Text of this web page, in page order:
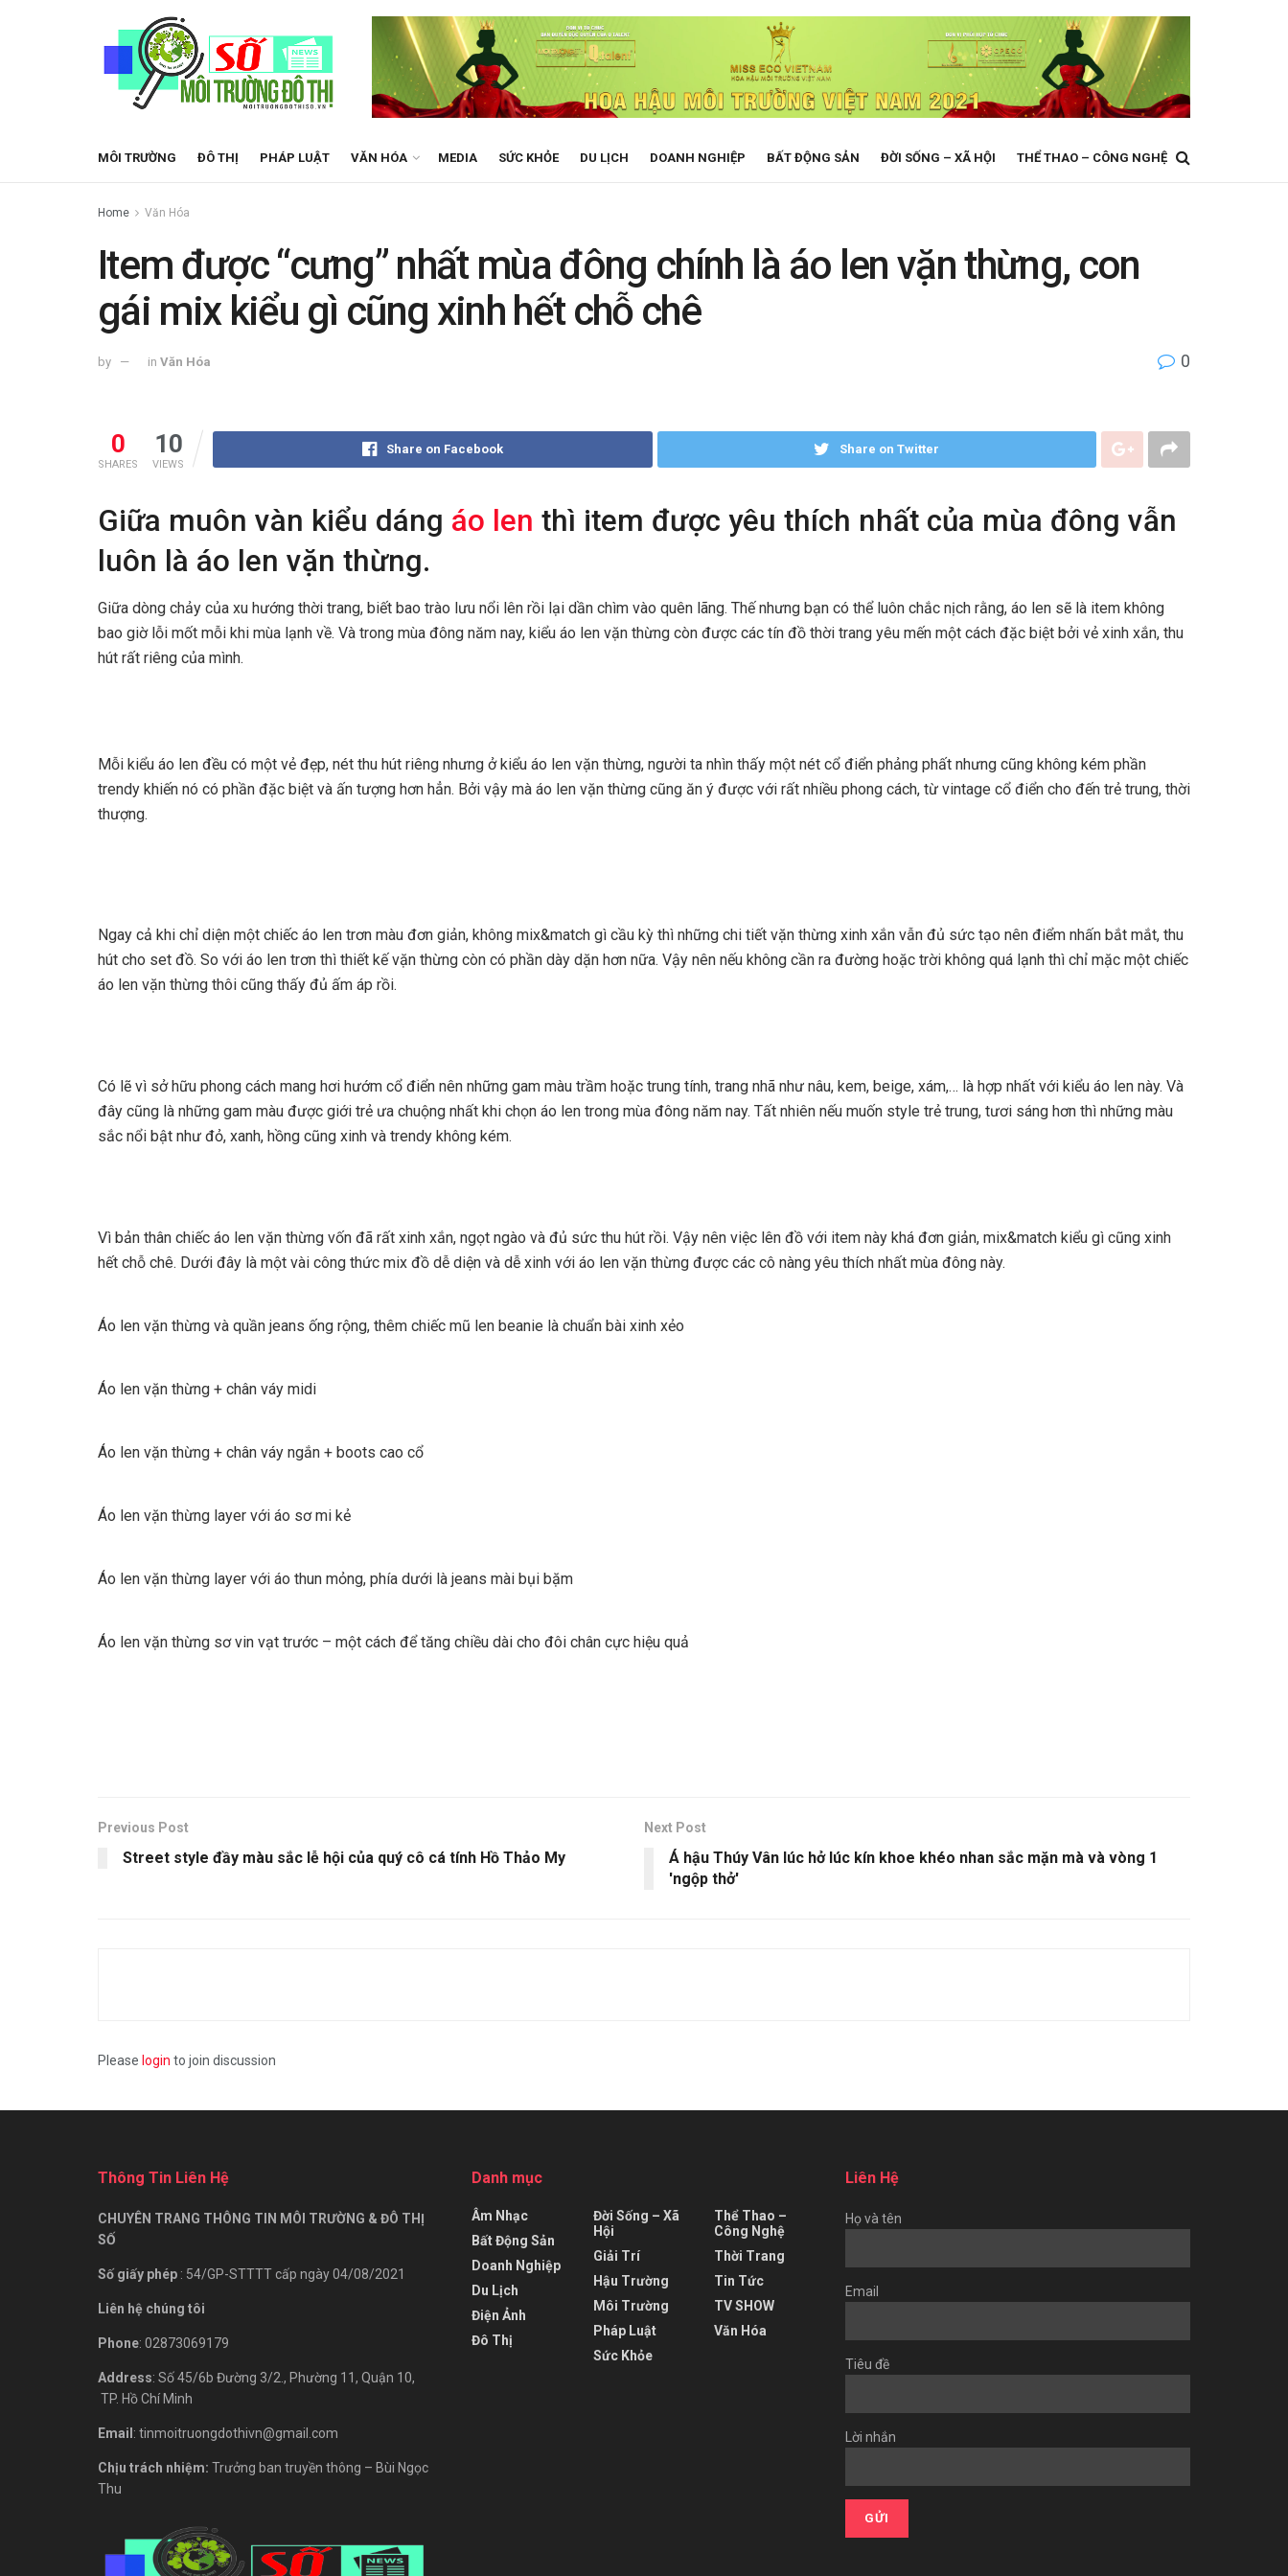
MÔI TRƯỜNG ĐÔ THỊ PHÁP LUẬT VĂN HÓA MEDIA SỨC KHỎE DU LỊCH DOANH NGHIỆP BẤT ĐỘNG SẢN ĐỜI SỐNG – XÃ HỘI THỂ THAO – CÔNG NGHỆ
Home Văn Hóa
Item được “cưng” nhất mùa đông chính là áo len vặn thừng, con
gái mix kiểu gì cũng xinh hết chỗ chê
by in Văn Hóa 0
0
SHARES
10
VIEWS
Share on Facebook Share on Twitter
Giữa muôn vàn kiểu dáng áo len thì item được yêu thích nhất của mùa đông vẫn
luôn là áo len vặn thừng.
Giữa dòng chảy của xu hướng thời trang, biết bao trào lưu nổi lên rồi lại dần chìm vào quên lãng. Thế nhưng bạn có thể luôn chắc nịch rằng, áo len sẽ là item không
bao giờ lỗi mốt mỗi khi mùa lạnh về. Và trong mùa đông năm nay, kiểu áo len vặn thừng còn được các tín đồ thời trang yêu mến một cách đặc biệt bởi vẻ xinh xắn, thu
hút rất riêng của mình.
Mỗi kiểu áo len đều có một vẻ đẹp, nét thu hút riêng nhưng ở kiểu áo len vặn thừng, người ta nhìn thấy một nét cổ điển phảng phất nhưng cũng không kém phần
trendy khiến nó có phần đặc biệt và ấn tượng hơn hẳn. Bởi vậy mà áo len vặn thừng cũng ăn ý được với rất nhiều phong cách, từ vintage cổ điển cho đến trẻ trung, thời
thượng.
Ngay cả khi chỉ diện một chiếc áo len trơn màu đơn giản, không mix&match gì cầu kỳ thì những chi tiết vặn thừng xinh xắn vẫn đủ sức tạo nên điểm nhấn bắt mắt, thu
hút cho set đồ. So với áo len trơn thì thiết kế vặn thừng còn có phần dày dặn hơn nữa. Vậy nên nếu không cần ra đường hoặc trời không quá lạnh thì chỉ mặc một chiếc
áo len vặn thừng thôi cũng thấy đủ ấm áp rồi.
Có lẽ vì sở hữu phong cách mang hơi hướm cổ điển nên những gam màu trầm hoặc trung tính, trang nhã như nâu, kem, beige, xám,… là hợp nhất với kiểu áo len này. Và
đây cũng là những gam màu được giới trẻ ưa chuộng nhất khi chọn áo len trong mùa đông năm nay. Tất nhiên nếu muốn style trẻ trung, tươi sáng hơn thì những màu
sắc nổi bật như đỏ, xanh, hồng cũng xinh và trendy không kém.
Vì bản thân chiếc áo len vặn thừng vốn đã rất xinh xắn, ngọt ngào và đủ sức thu hút rồi. Vậy nên việc lên đồ với item này khá đơn giản, mix&match kiểu gì cũng xinh
hết chỗ chê. Dưới đây là một vài công thức mix đồ dễ diện và dễ xinh với áo len vặn thừng được các cô nàng yêu thích nhất mùa đông này.
Áo len vặn thừng và quần jeans ống rộng, thêm chiếc mũ len beanie là chuẩn bài xinh xẻo
Áo len vặn thừng + chân váy midi
Áo len vặn thừng + chân váy ngắn + boots cao cổ
Áo len vặn thừng layer với áo sơ mi kẻ
Áo len vặn thừng layer với áo thun mỏng, phía dưới là jeans mài bụi bặm
Áo len vặn thừng sơ vin vạt trước – một cách để tăng chiều dài cho đôi chân cực hiệu quả
Previous Post
Street style đầy màu sắc lễ hội của quý cô cá tính Hồ Thảo My
Next Post
Á hậu Thúy Vân lúc hở lúc kín khoe khéo nhan sắc mặn mà và vòng 1
'ngộp thở'
Please login to join discussion
Thông Tin Liên Hệ
CHUYÊN TRANG THÔNG TIN MÔI TRƯỜNG & ĐÔ THỊ
SỐ
Số giấy phép : 54/GP-STTTT cấp ngày 04/08/2021
Liên hệ chúng tôi
Phone: 02873069179
Address: Số 45/6b Đường 3/2., Phường 11, Quận 10,
TP. Hồ Chí Minh
Email : tinmoitruongdothivn@gmail.com
Chịu trách nhiệm: Trưởng ban truyền thông – Bùi Ngọc
Thu
Danh mục
Âm Nhạc
Bất Động Sản
Doanh Nghiệp
Du Lịch
Điện Ảnh
Đô Thị
Đời Sống – Xã
Hội
Giải Trí
Hậu Trường
Môi Trường
Pháp Luật
Sức Khỏe
Thể Thao –
Công Nghệ
Thời Trang
Tin Tức
TV SHOW
Văn Hóa
Liên Hệ
Họ và tên
Email
Tiêu đề
Lời nhắn